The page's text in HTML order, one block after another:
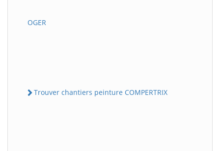
OGER
Trouver chantiers peinture COMPERTRIX